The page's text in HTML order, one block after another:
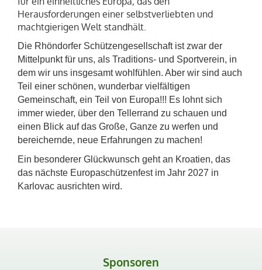
Herausforderungen einer selbstverliebten und
machtgierigen Welt standhält.
Die Rhöndorfer Schützengesellschaft ist zwar der
Mittelpunkt für uns, als Traditions- und Sportverein, in
dem wir uns insgesamt wohlfühlen. Aber wir sind auch
Teil einer schönen, wunderbar vielfältigen
Gemeinschaft, ein Teil von Europa!!! Es lohnt sich
immer wieder, über den Tellerrand zu schauen und
einen Blick auf das Große, Ganze zu werfen und
bereichernde, neue Erfahrungen zu machen!
Ein besonderer Glückwunsch geht an Kroatien, das
das nächste Europaschützenfest im Jahr 2027 in
Karlovac ausrichten wird.
Sponsoren